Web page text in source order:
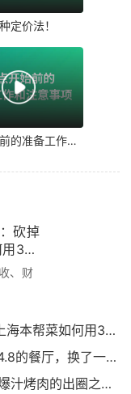
定价法！
盘点开始前的准备工作和注意事项！
砍掉
3个
、财
用3个月跑通效率革命
一套“供应链管理系统”
烤肉的出圈之路……